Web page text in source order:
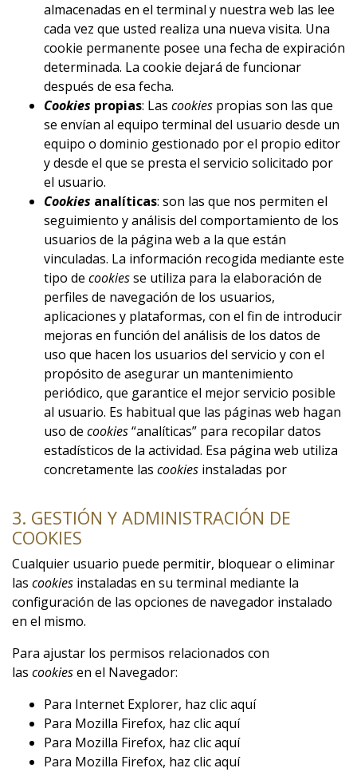
almacenadas en el terminal y nuestra web las lee
cada vez que usted realiza una nueva visita. Una
cookie permanente posee una fecha de expiración
determinada. La cookie dejará de funcionar
después de esa fecha.
Cookies propias: Las cookies propias son las que
se envían al equipo terminal del usuario desde un
equipo o dominio gestionado por el propio editor
y desde el que se presta el servicio solicitado por
el usuario.
Cookies analíticas: son las que nos permiten el
seguimiento y análisis del comportamiento de los
usuarios de la página web a la que están
vinculadas. La información recogida mediante este
tipo de cookiesse utiliza para la elaboración de
perfiles de navegación de los usuarios,
aplicaciones y plataformas, con el fin de introducir
mejoras en función del análisis de los datos de
uso que hacen los usuarios del servicio y con el
propósito de asegurar un mantenimiento
periódico, que garantice el mejor servicio posible
al usuario. Es habitual que las páginas web hagan
uso de cookies“analíticas” para recopilar datos
estadísticos de la actividad. Esa página web utiliza
concretamente las cookies instaladas por
3. GESTIÓN Y ADMINISTRACIÓN DE
COOKIES
Cualquier usuario puede permitir, bloquear o eliminar
las cookies instaladas en su terminal mediante la
configuración de las opciones de navegador instalado
en el mismo.
Para ajustar los permisos relacionados con
las cookiesen el Navegador:
Para Internet Explorer, haz clicaquí
Para Mozilla Firefox, haz clicaquí
Para Mozilla Firefox, haz clicaquí
Para Mozilla Firefox, haz clicaquí